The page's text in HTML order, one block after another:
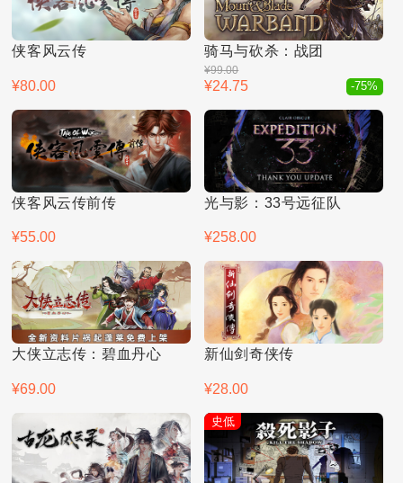
侠客风云传
¥80.00
骑马与砍杀：战团
¥99.00
¥24.75 -75%
侠客风云传前传
¥55.00
光与影：33号远征队
¥258.00
大侠立志传：碧血丹心
¥69.00
新仙剑奇侠传
¥28.00
史低